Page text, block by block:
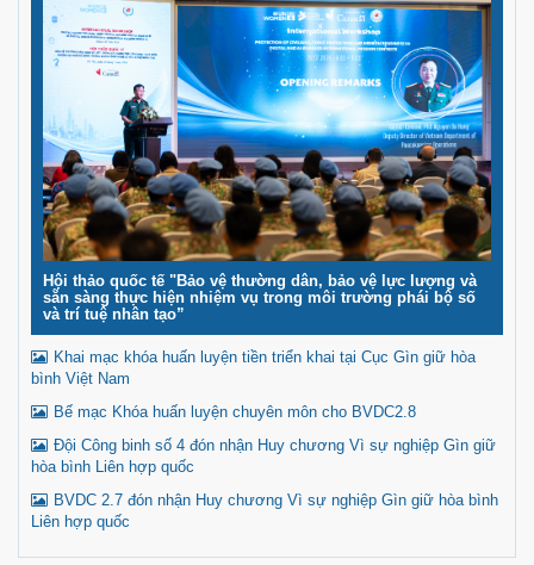
Hội thảo quốc tế "Bảo vệ thường dân, bảo vệ lực lượng và
sẵn sàng thực hiện nhiệm vụ trong môi trường phái bộ số
và trí tuệ nhân tạo”
Khai mạc khóa huấn luyện tiền triển khai tại Cục Gìn giữ hòa
bình Việt Nam
Bế mạc Khóa huấn luyện chuyên môn cho BVDC2.8
Đội Công binh số 4 đón nhận Huy chương Vì sự nghiệp Gìn giữ
hòa bình Liên hợp quốc
BVDC 2.7 đón nhận Huy chương Vì sự nghiệp Gìn giữ hòa bình
Liên hợp quốc